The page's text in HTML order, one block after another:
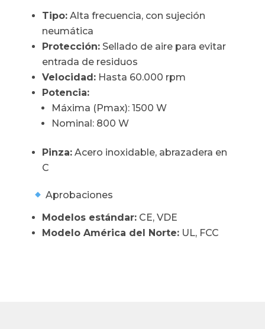
Tipo:Alta frecuencia, con sujeción
neumática
Protección:Sellado de aire para evitar
entrada de residuos
Velocidad:Hasta 60.000 rpm
Potencia:
Máxima (Pmax): 1500 W
Nominal: 800 W
Pinza:Acero inoxidable, abrazadera en
C
Aprobaciones
Modelos estándar:CE, VDE
Modelo América del Norte:UL, FCC